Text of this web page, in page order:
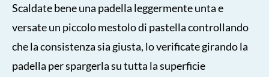
Scaldate bene una padella leggermente unta e
versate un piccolo mestolo di pastella controllando
che la consistenza sia giusta, lo verificate girando la
padella per spargerla su tutta la superficie